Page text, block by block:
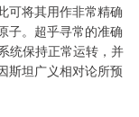
可将其用作非常精确
子。超乎寻常的准确
统保持正常运转，并
斯坦广义相对论所预